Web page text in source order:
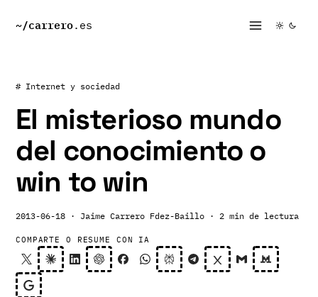
~/carrero.es
# Internet y sociedad
El misterioso mundo
del conocimiento o
win to win
2013-06-18 · Jaime Carrero Fdez-Baillo · 2 min de lectura
COMPARTE O RESUME CON IA